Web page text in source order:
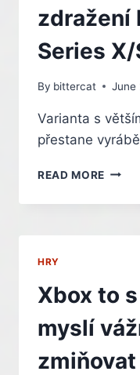
zdražení
Series X/
By bittercat June
Varianta s
přestane
READ MORE
HRY
Xbox to
myslí